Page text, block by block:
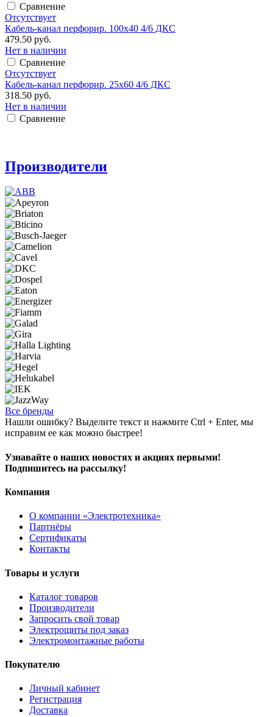
Сравнение
Отсутствует
Кабель-канал перфорир. 100х40 4/6 ДКС
479.50 руб.
Нет в наличии
Сравнение
Отсутствует
Кабель-канал перфорир. 25х60 4/6 ДКС
318.50 руб.
Нет в наличии
Сравнение
Производители
Все бренды
Нашли ошибку? Выделите текст и нажмите Ctrl + Enter, мы
исправим ее как можно быстрее!
Узнавайте о наших новостях и акциях первыми!
Подпишитесь на рассылку!
Компания
О компании «Электротехника»
Партнёры
Сертификаты
Контакты
Товары и услуги
Каталог товаров
Производители
Запросить свой товар
Электрощиты под заказ
Электромонтажные работы
Покупателю
Личный кабинет
Регистрация
Доставка